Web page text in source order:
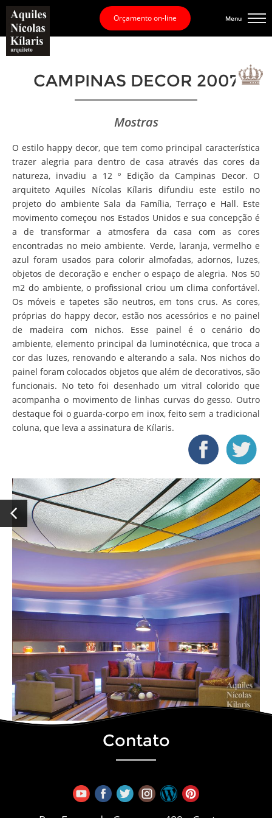
Orçamento on-line Menu
CAMPINAS DECOR 2007
Mostras
O estilo happy decor, que tem como principal característica
trazer alegria para dentro de casa através das cores da
natureza, invadiu a 12 º Edição da Campinas Decor. O
arquiteto Aquiles Nícolas Kílaris difundiu este estilo no
projeto do ambiente Sala da Família, Terraço e Hall. Este
movimento começou nos Estados Unidos e sua concepção é
a de transformar a atmosfera da casa com as cores
encontradas no meio ambiente. Verde, laranja, vermelho e
azul foram usados para colorir almofadas, adornos, luzes,
objetos de decoração e encher o espaço de alegria. Nos 50
m2 do ambiente, o profissional criou um clima confortável.
Os móveis e tapetes são neutros, em tons crus. As cores,
próprias do happy decor, estão nos acessórios e no painel
de madeira com nichos. Esse painel é o cenário do
ambiente, elemento principal da luminotécnica, que troca a
cor das luzes, renovando e alterando a sala. Nos nichos do
painel foram colocados objetos que além de decorativos, são
funcionais. No teto foi desenhado um vitral colorido que
acompanha o movimento de linhas curvas do gesso. Outro
destaque foi o guarda-corpo em inox, feito sem a tradicional
coluna, que leva a assinatura de Kílaris.
Contato